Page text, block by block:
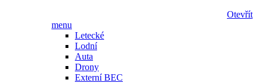
Otevřít
menu
Letecké
Lodní
Auta
Drony
Externí BEC